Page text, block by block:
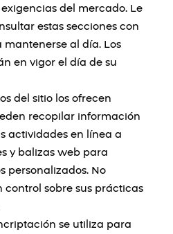
del mercado. Le
estas secciones con
al día. Los
en vigor el día de su
del sitio los ofrecen
recopilar información
actividades en línea a
y balizas web para
personalizados. No
control sobre sus prácticas
se utiliza para